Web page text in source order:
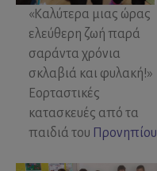
«Καλύτερα μιας ώρας
ελεύθερη ζωή παρά
σαράντα χρόνια
σκλαβιά και φυλακή!»
Εορταστικές
κατασκευές από τα
παιδιά του Προνηπίου